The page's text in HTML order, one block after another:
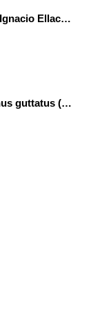
Presentación IES CIFPD Ignacio Ellacuría
Pez conejo dorado Siganus guttatus (Bloch, 1786)